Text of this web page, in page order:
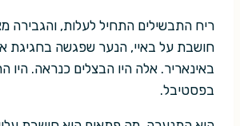
ריח התבשילים התחיל לעלות,
חושבת על באיי, הנער שפגשה בחגיגת
באינאריר. אלה היו הבצלים כנראה. היו
בפסטיבל.